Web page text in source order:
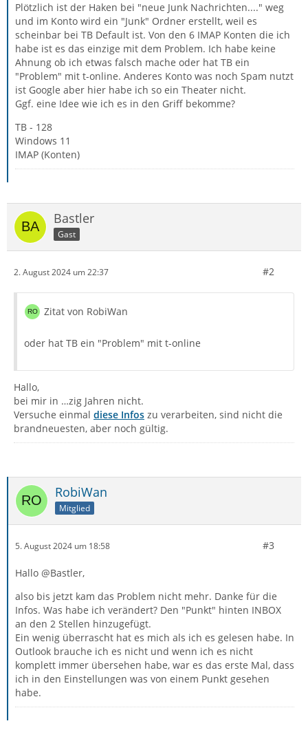
Plötzlich ist der Haken bei "neue Junk Nachrichten...." weg
und im Konto wird ein "Junk" Ordner erstellt, weil es
scheinbar bei TB Default ist. Von den 6 IMAP Konten die ich
habe ist es das einzige mit dem Problem. Ich habe keine
Ahnung ob ich etwas falsch mache oder hat TB ein
"Problem" mit t-online. Anderes Konto was noch Spam nutzt
ist Google aber hier habe ich so ein Theater nicht.
Ggf. eine Idee wie ich es in den Griff bekomme?
TB - 128
Windows 11
IMAP (Konten)
Bastler
Gast
2. August 2024 um 22:37 #2
Zitat von RobiWan
oder hat TB ein "Problem" mit t-online
Hallo,
bei mir in …zig Jahren nicht.
Versuche einmal diese Infos zu verarbeiten, sind nicht die
brandneuesten, aber noch gültig.
RobiWan
Mitglied
5. August 2024 um 18:58 #3
Hallo @Bastler,
also bis jetzt kam das Problem nicht mehr. Danke für die
Infos. Was habe ich verändert? Den "Punkt" hinten INBOX
an den 2 Stellen hinzugefügt.
Ein wenig überrascht hat es mich als ich es gelesen habe. In
Outlook brauche ich es nicht und wenn ich es nicht
komplett immer übersehen habe, war es das erste Mal, dass
ich in den Einstellungen was von einem Punkt gesehen
habe.